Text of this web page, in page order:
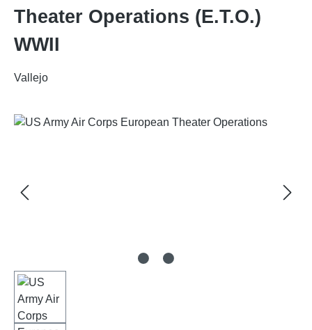
Theater Operations (E.T.O.)
WWII
Vallejo
Bildergalerie überspringen